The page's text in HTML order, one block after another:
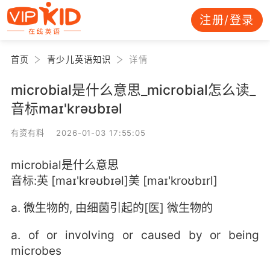
注册/登录
首页 青少儿英语知识 详情
microbial是什么意思_microbial怎么读_
音标maɪ'krəʊbɪəl
有资有料 2026-01-03 17:55:05
microbial是什么意思
音标:英 [maɪ'krəʊbɪəl]美 [maɪ'kroʊbɪrl]
a. 微生物的, 由细菌引起的[医] 微生物的
a. of or involving or caused by or being
microbes